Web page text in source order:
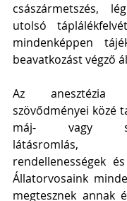
császármetszés,
utolsó
mindenképpen
beavatkozást végző
Az anesztézia
szövődményei közé
máj- vagy
látásromlás,
rendellenességek
Állatorvosaink
megtesznek annak